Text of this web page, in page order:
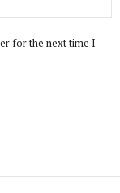
for the next time I